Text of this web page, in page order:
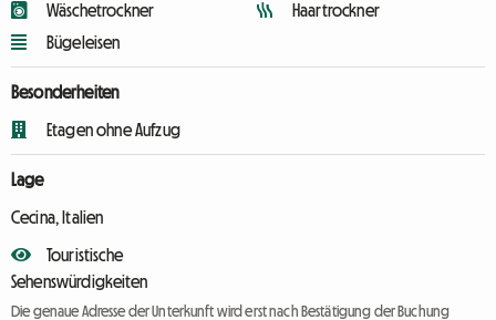
Wäschetrockner
Bügeleisen
Haartrockner
Besonderheiten
Etagen ohne Aufzug
Lage
Cecina, Italien
Touristische
Sehenswürdigkeiten
Die genaue Adresse der Unterkunft wird erst nach Bestätigung der Buchung